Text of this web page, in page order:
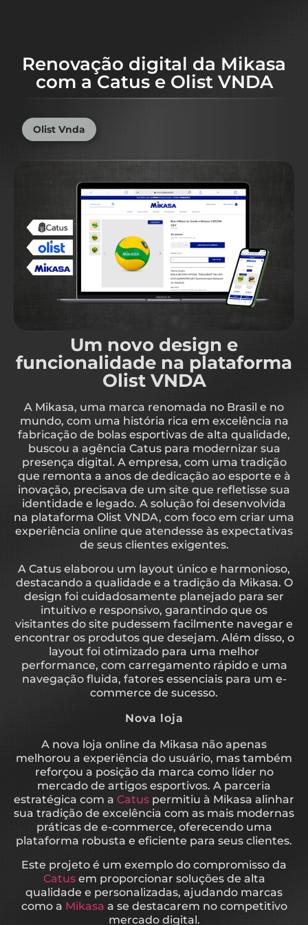
Renovação digital da Mikasa
com a Catus e Olist VNDA
Olist Vnda
Um novo design e
funcionalidade na plataforma
Olist VNDA
A Mikasa, uma marca renomada no Brasil e no
mundo, com uma história rica em excelência na
fabricação de bolas esportivas de alta qualidade,
buscou a agência Catus para modernizar sua
presença digital. A empresa, com uma tradição
que remonta a anos de dedicação ao esporte e à
inovação, precisava de um site que refletisse sua
identidade e legado. A solução foi desenvolvida
na plataforma Olist VNDA, com foco em criar uma
experiência online que atendesse às expectativas
de seus clientes exigentes.
A Catus elaborou um layout único e harmonioso,
destacando a qualidade e a tradição da Mikasa. O
design foi cuidadosamente planejado para ser
intuitivo e responsivo, garantindo que os
visitantes do site pudessem facilmente navegar e
encontrar os produtos que desejam. Além disso, o
layout foi otimizado para uma melhor
performance, com carregamento rápido e uma
navegação fluida, fatores essenciais para um e-
commerce de sucesso.
Nova loja
A nova loja online da Mikasa não apenas
melhorou a experiência do usuário, mas também
reforçou a posição da marca como líder no
mercado de artigos esportivos. A parceria
estratégica com a Catus permitiu à Mikasa alinhar
sua tradição de excelência com as mais modernas
práticas de e-commerce, oferecendo uma
plataforma robusta e eficiente para seus clientes.
Este projeto é um exemplo do compromisso da
Catusem proporcionar soluções de alta
qualidade e personalizadas, ajudando marcas
como a Mikasa a se destacarem no competitivo
mercado digital.